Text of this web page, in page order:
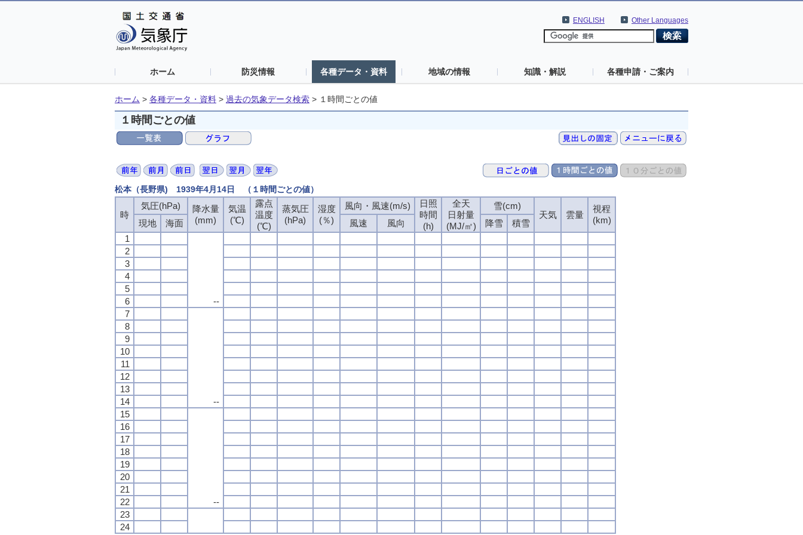
Other Languages
ENGLISH
ホーム 防災情報 各種データ・資料 地域の情報 知識・解説 各種申請・ご案内
ホーム > 各種データ・資料 > 過去の気象データ検索 > １時間ごとの値
１時間ごとの値
松本（長野県) 1939年4月14日 （１時間ごとの値）
時
気圧(hPa)
降水量
(mm)
気温
(℃)
露点
温度
(℃)
蒸気圧
(hPa)
湿度
(％)
風向・風速(m/s)
日照
時間
(h)
全天
日射量
(MJ/㎡)
雪(cm)
天気
雲量
視程
(km)
現地 海面 風速 風向 降雪
積雪
1
--
2
3
4
5
6
7
--
8
9
10
11
12
13
14
15
--
16
17
18
19
20
21
22
23
24